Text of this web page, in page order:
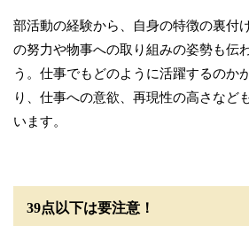
部活動の経験から、自身の特徴の裏付
の努力や物事への取り組みの姿勢も伝
う。仕事でもどのように活躍するのか
り、仕事への意欲、再現性の高さなど
います。
39点以下は要注意！